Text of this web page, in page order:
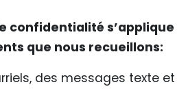
confidentialité s’applique
que nous recueillons:
des messages texte et